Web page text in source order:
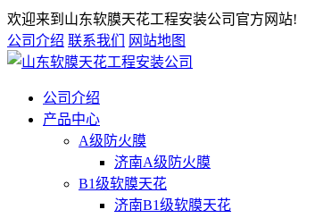
欢迎来到山东软膜天花工程安装公司官方网站!
公司介绍 联系我们 网站地图
公司介绍
产品中心
A级防火膜
济南A级防火膜
B1级软膜天花
济南B1级软膜天花